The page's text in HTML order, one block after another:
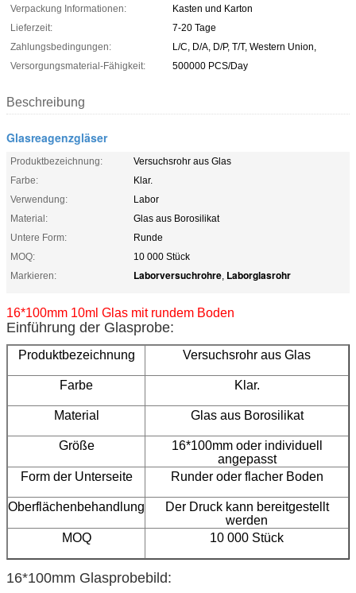
Verpackung Informationen:
Kasten und Karton
Lieferzeit:
7-20 Tage
Zahlungsbedingungen:
L/C, D/A, D/P, T/T, Western Union,
Versorgungsmaterial-Fähigkeit:
500000 PCS/Day
Beschreibung
Glasreagenzgläser
Produktbezeichnung:
Versuchsrohr aus Glas
Farbe:
Klar.
Verwendung:
Labor
Material:
Glas aus Borosilikat
Untere Form:
Runde
MOQ:
10 000 Stück
Markieren:
Laborversuchrohre, Laborglasrohr
16*100mm 10ml Glas mit rundem Boden
Einführung der Glasprobe:
Produktbezeichnung Versuchsrohr aus Glas
Farbe Klar.
Material Glas aus Borosilikat
Größe
16*100mm oder individuell
angepasst
Form der Unterseite
Runder oder flacher Boden
Oberflächenbehandlung
Der Druck kann bereitgestellt
werden
MOQ
10 000 Stück
16*100mm Glasprobebild: